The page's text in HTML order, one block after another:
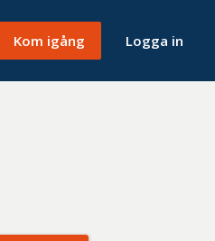
Kom igång Logga in